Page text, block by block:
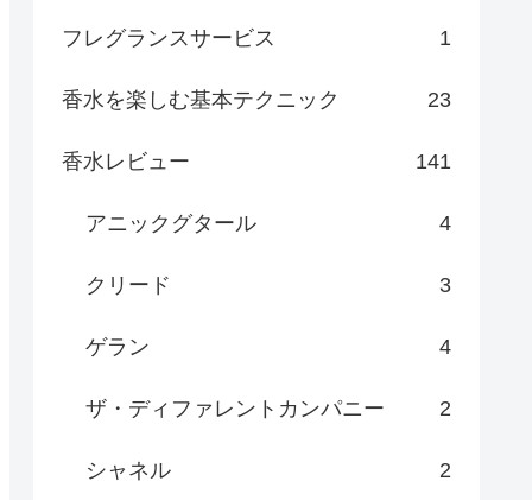
フレグランスサービス 1
香水を楽しむ基本テクニック 23
香水レビュー 141
アニックグタール 4
クリード 3
ゲラン 4
ザ・ディファレントカンパニー 2
シャネル 2